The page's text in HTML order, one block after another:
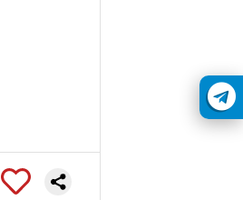
жильцами.
быстро добраться до